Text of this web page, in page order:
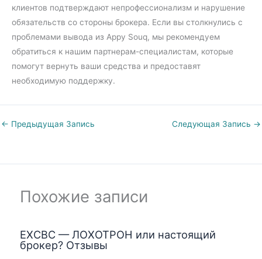
клиентов подтверждают непрофессионализм и нарушение
обязательств со стороны брокера. Если вы столкнулись с
проблемами вывода из Appy Souq, мы рекомендуем
обратиться к нашим партнерам-специалистам, которые
помогут вернуть ваши средства и предоставят
необходимую поддержку.
← Предыдущая Запись Следующая Запись →
Похожие записи
EXCBC — ЛОХОТРОН или настоящий
брокер? Отзывы